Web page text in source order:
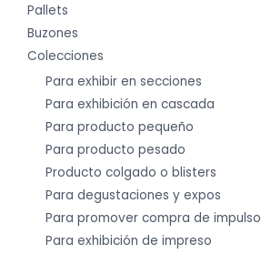
Pallets
Buzones
Colecciones
Para exhibir en secciones
Para exhibición en cascada
Para producto pequeño
Para producto pesado
Producto colgado o blisters
Para degustaciones y expos
Para promover compra de impulso
Para exhibición de impreso